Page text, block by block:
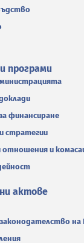
програми
финансиране
стратегии
отношения и
актове
на